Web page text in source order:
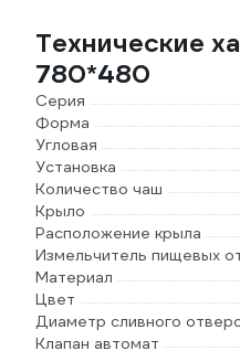
Технические
780*480
Серия
Форма
Угловая
Установка
Количество чаш
Крыло
Расположение крыла
Измельчитель пищевых
Материал
Цвет
Диаметр сливного
Клапан автомат